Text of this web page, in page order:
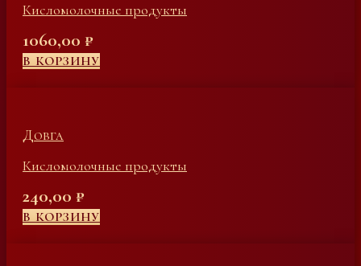
Кисломолочные продукты
1060,00 ₽
В КОРЗИНУ
Довга
Кисломолочные продукты
240,00 ₽
В КОРЗИНУ